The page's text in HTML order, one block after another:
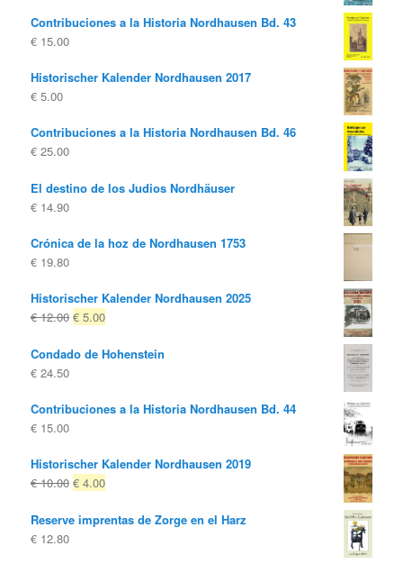
Contribuciones a la Historia Nordhausen Bd. 43
€ 15.00
Historischer Kalender Nordhausen 2017
€ 5.00
Contribuciones a la Historia Nordhausen Bd. 46
€ 25.00
El destino de los Judios Nordhäuser
€ 14.90
Crónica de la hoz de Nordhausen 1753
€ 19.80
Historischer Kalender Nordhausen 2025
€12.00 El
original
€ 5.00El
actual
Condado de Hohenstein
€ 24.50
Contribuciones a la Historia Nordhausen Bd. 44
€ 15.00
Historischer Kalender Nordhausen 2019
€10.00 El
original
€ 4.00El
actual
Reserve imprentas de Zorge en el Harz
€ 12.80